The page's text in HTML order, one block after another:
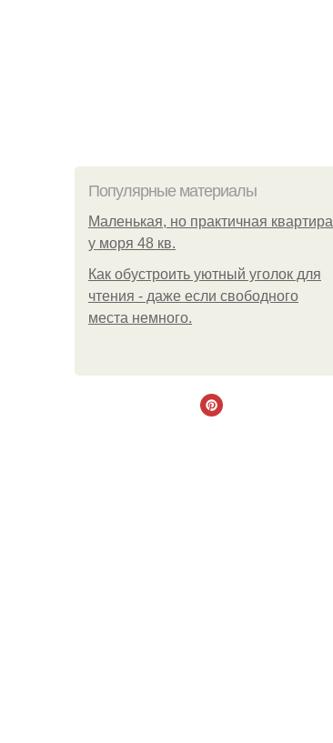
Популярные материалы
Маленькая, но практичная квартира
у моря 48 кв.
Как обустроить уютный уголок для
чтения - даже если свободного
места немного.